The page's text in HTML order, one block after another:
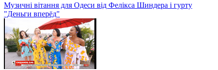
Музичні вітання для Одеси від Фелікса Шиндера і гурту
"Деньги вперёд"